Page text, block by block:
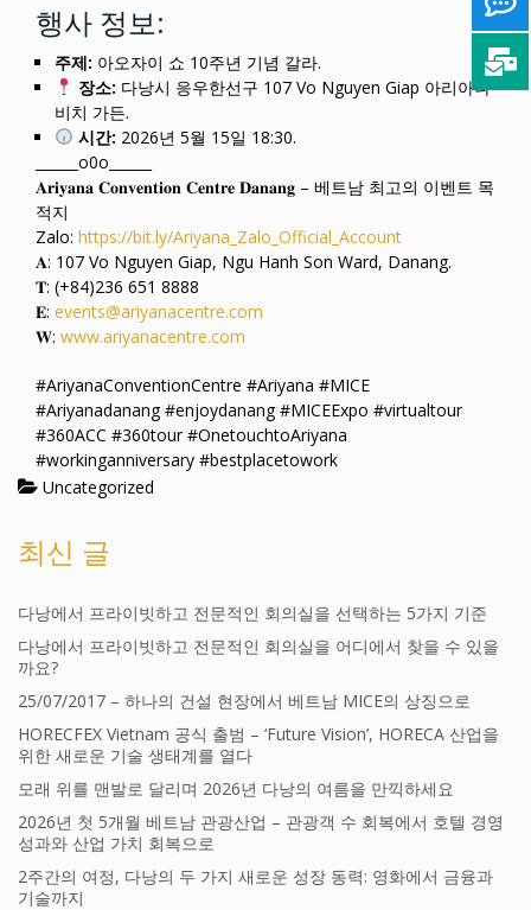
행사 정보:
주제: 아오자이 쇼 10주년 기념 갈라.
장소: 다낭시 응우한선구 107 Vo Nguyen Giap 아리아나
비치 가든.
시간: 2026년 5월 15일 18:30.
______o0o______
𝐀𝐫𝐢𝐲𝐚𝐧𝐚 𝐂𝐨𝐧𝐯𝐞𝐧𝐭𝐢𝐨𝐧 𝐂𝐞𝐧𝐭𝐫𝐞 𝐃𝐚𝐧𝐚𝐧𝐠 – 베트남 최고의 이벤트 목
적지
Zalo: https://bit.ly/Ariyana_Zalo_Official_Account
𝐀: 107 Vo Nguyen Giap, Ngu Hanh Son Ward, Danang.
𝐓: (+84)236 651 8888
𝐄: events@ariyanacentre.com
𝐖: www.ariyanacentre.com
#AriyanaConventionCentre #Ariyana #MICE
#Ariyanadanang #enjoydanang #MICEExpo #virtualtour
#360ACC #360tour #OnetouchtoAriyana
#workinganniversary #bestplacetowork
Uncategorized
최신 글
다낭에서 프라이빗하고 전문적인 회의실을 선택하는 5가지 기준
다낭에서 프라이빗하고 전문적인 회의실을 어디에서 찾을 수 있을
까요?
25/07/2017 – 하나의 건설 현장에서 베트남 MICE의 상징으로
HORECFEX Vietnam 공식 출범 – ‘Future Vision’, HORECA 산업을
위한 새로운 기술 생태계를 열다
모래 위를 맨발로 달리며 2026년 다낭의 여름을 만끽하세요
2026년 첫 5개월 베트남 관광산업 – 관광객 수 회복에서 호텔 경영
성과와 산업 가치 회복으로
2주간의 여정, 다낭의 두 가지 새로운 성장 동력: 영화에서 금융과
기술까지